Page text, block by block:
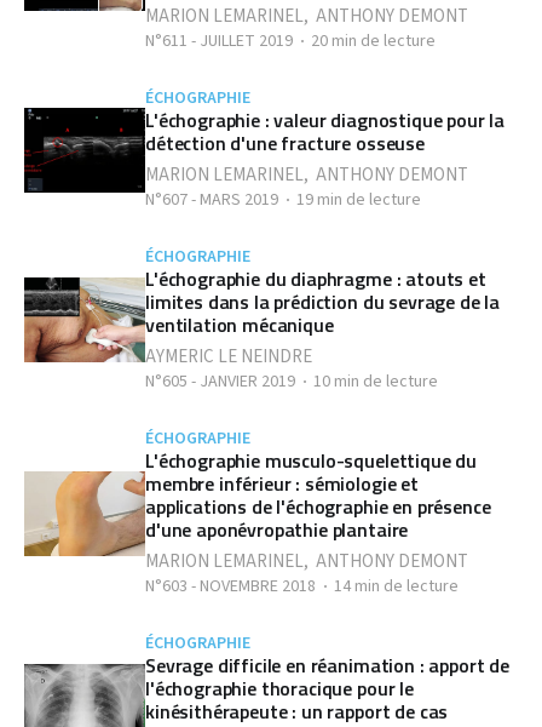
MARION LEMARINEL, ANTHONY DEMONT
N°611 - JUILLET 2019 20 min de lecture
ÉCHOGRAPHIE
L'échographie : valeur diagnostique pour la
détection d'une fracture osseuse
MARION LEMARINEL, ANTHONY DEMONT
N°607 - MARS 2019 19 min de lecture
ÉCHOGRAPHIE
L'échographie du diaphragme : atouts et
limites dans la prédiction du sevrage de la
ventilation mécanique
AYMERIC LE NEINDRE
N°605 - JANVIER 2019 10 min de lecture
ÉCHOGRAPHIE
L'échographie musculo-squelettique du
membre inférieur : sémiologie et
applications de l'échographie en présence
d'une aponévropathie plantaire
MARION LEMARINEL, ANTHONY DEMONT
N°603 - NOVEMBRE 2018 14 min de lecture
ÉCHOGRAPHIE
Sevrage difficile en réanimation : apport de
l'échographie thoracique pour le
kinésithérapeute : un rapport de cas